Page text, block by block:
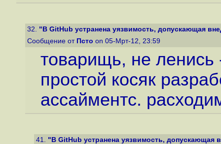
32. "В GitHub устранена уязвимость, допускающая
Сообщение от Псто on 05-Мрт-12, 23:59
товарищь, не ленись
простой косяк
ассайментс.
41. "В GitHub устранена уязвимость, допускающая